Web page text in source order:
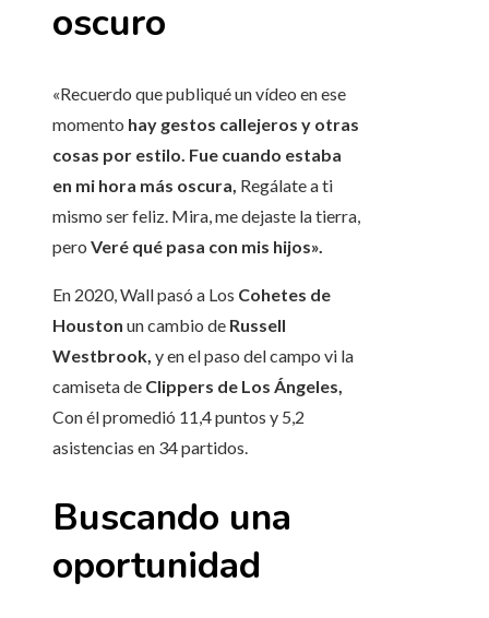
oscuro
«Recuerdo que publiqué un vídeo en ese
momento hay gestos callejeros y otras
cosas por estilo. Fue cuando estaba
en mi hora más oscura, Regálate a ti
mismo ser feliz. Mira, me dejaste la tierra,
pero Veré qué pasa con mis hijos».
En 2020, Wall pasó a Los Cohetes de
Houston un cambio de Russell
Westbrook, y en el paso del campo vi la
camiseta de Clippers de Los Ángeles,
Con él promedió 11,4 puntos y 5,2
asistencias en 34 partidos.
Buscando una
oportunidad